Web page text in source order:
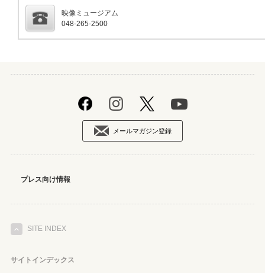
映像ミュージアム
048-265-2500
メールマガジン登録
プレス向け情報
SITE INDEX
サイトインデックス